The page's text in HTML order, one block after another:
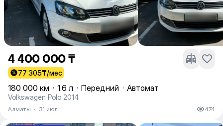
4 400 000 ₸
77 305₸/мес
180 000 км · 1.6 л · Передний · Автомат
Volkswagen Polo 2014
Алматы · 31 июл 474